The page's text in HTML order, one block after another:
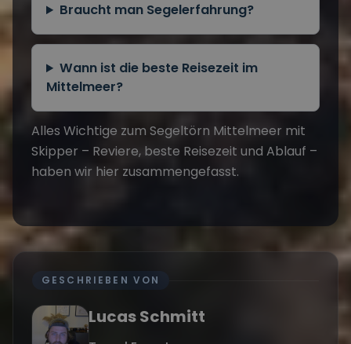
Braucht man Segelerfahrung?
Wann ist die beste Reisezeit im
Mittelmeer?
Alles Wichtige zum Segeltörn Mittelmeer mit
Skipper – Reviere, beste Reisezeit und Ablauf –
haben wir hier zusammengefasst.
GESCHRIEBEN VON
Lucas Schmitt